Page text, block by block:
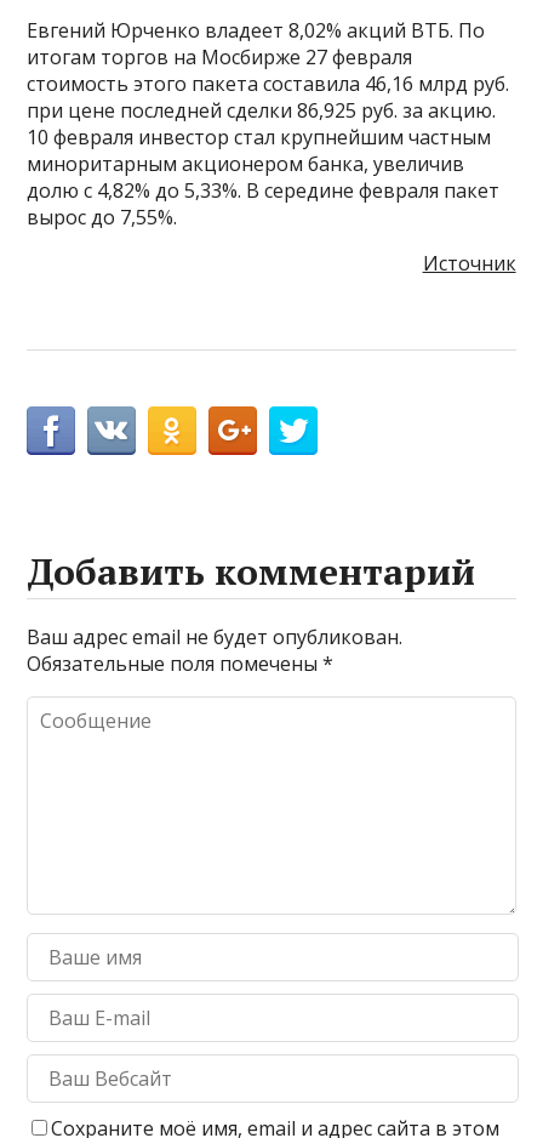
Евгений Юрченко владеет 8,02% акций ВТБ. По
итогам торгов на Мосбирже 27 февраля
стоимость этого пакета составила 46,16 млрд руб.
при цене последней сделки 86,925 руб. за акцию.
10 февраля инвестор стал крупнейшим частным
миноритарным акционером банка, увеличив
долю с 4,82% до 5,33%. В середине февраля пакет
вырос до 7,55%.
Источник
Добавить комментарий
Ваш адрес email не будет опубликован.
Обязательные поля помечены*
Сохраните моё имя, email и адрес сайта в этом